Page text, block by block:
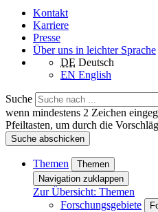
Kontakt
Karriere
Presse
Über uns in leichter Sprache
DE Deutsch
EN English
Suche
wenn mindestens 2 Zeichen
Pfeiltasten, um durch die
Suche abschicken
Themen
Themen
Navigation zuklappen
Zur Übersicht: Themen
Forschungsgebiete